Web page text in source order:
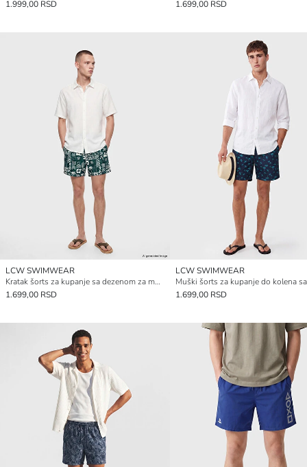
1.999,00 RSD 1.699,00 RSD
LCW SWIMWEAR
Kratak šorts za kupanje sa dezenom za muškarce
1.699,00 RSD
LCW SWIMWEAR
1.699,00 RSD